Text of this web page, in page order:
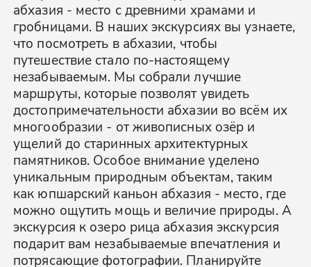
абхазия - место с древними храмами и
гробницами. В наших экскурсиях вы узнаете,
что посмотреть в абхазии, чтобы
путешествие стало по-настоящему
незабываемым. Мы собрали лучшие
маршруты, которые позволят увидеть
достопримечательности абхазии во всём их
многообразии - от живописных озёр и
ущелий до старинных архитектурных
памятников. Особое внимание уделено
уникальным природным объектам, таким
как юпшарский каньон абхазия - место, где
можно ощутить мощь и величие природы. А
экскурсия к озеро рица абхазия экскурсия
подарит вам незабываемые впечатления и
потрясающие фотографии. Планируйте